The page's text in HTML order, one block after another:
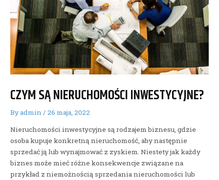
CZYM SĄ NIERUCHOMOŚCI INWESTYCYJNE?
Byadmin/26 maja, 2022
Nieruchomości inwestycyjne są rodzajem biznesu, gdzie
osoba kupuje konkretną nieruchomość, aby następnie
sprzedać ją lub wynajmować z zyskiem. Niestety jak każdy
biznes może mieć różne konsekwencje związane na
przykład z niemożnością sprzedania nieruchomości lub